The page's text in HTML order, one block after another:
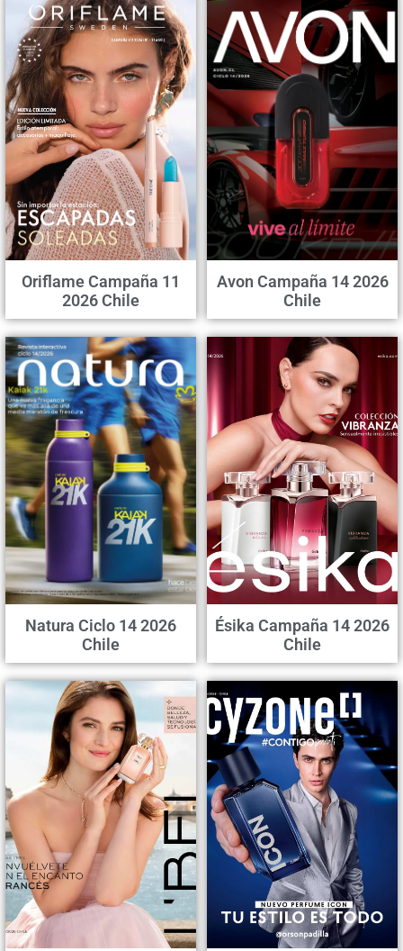
Oriflame Campaña 11
2026 Chile
Avon Campaña 14 2026
Chile
Natura Ciclo 14 2026
Chile
Ésika Campaña 14 2026
Chile